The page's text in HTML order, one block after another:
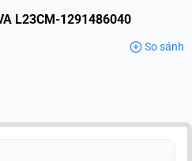
L23CM-1291486040
So sánh